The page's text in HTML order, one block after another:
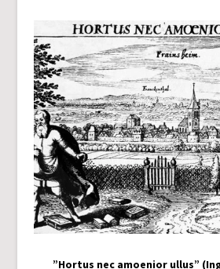
”Hortus nec amoenior ullus”